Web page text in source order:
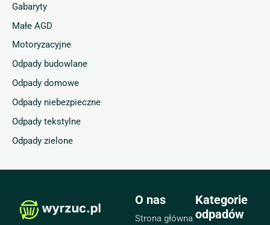
Gabaryty
Małe AGD
Motoryzacyjne
Odpady budowlane
Odpady domowe
Odpady niebezpieczne
Odpady tekstylne
Odpady zielone
O nas
Strona główna
Kategorie
odpadów